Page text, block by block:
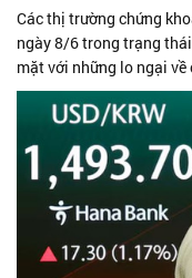
Các thị trường chứng
ngày 8/6 trong trạng
mặt với những lo ngại
triển vọng lãi suất tiếp